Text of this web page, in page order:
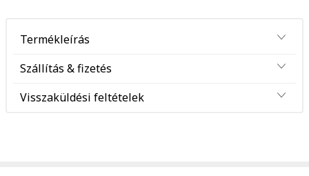
Termékleírás
Szállítás & fizetés
Visszaküldési feltételek